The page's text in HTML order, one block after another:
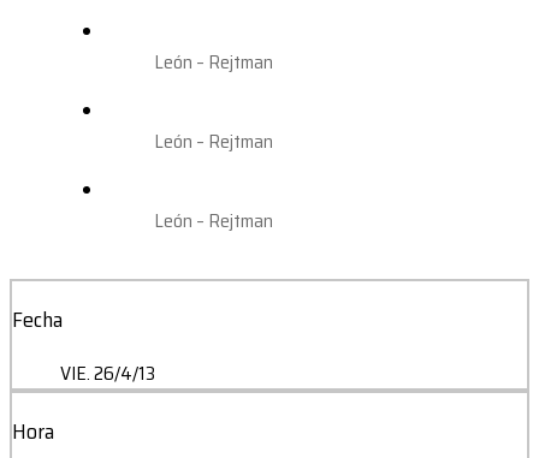
León – Rejtman
León – Rejtman
León – Rejtman
Fecha
VIE. 26/4/13
Hora